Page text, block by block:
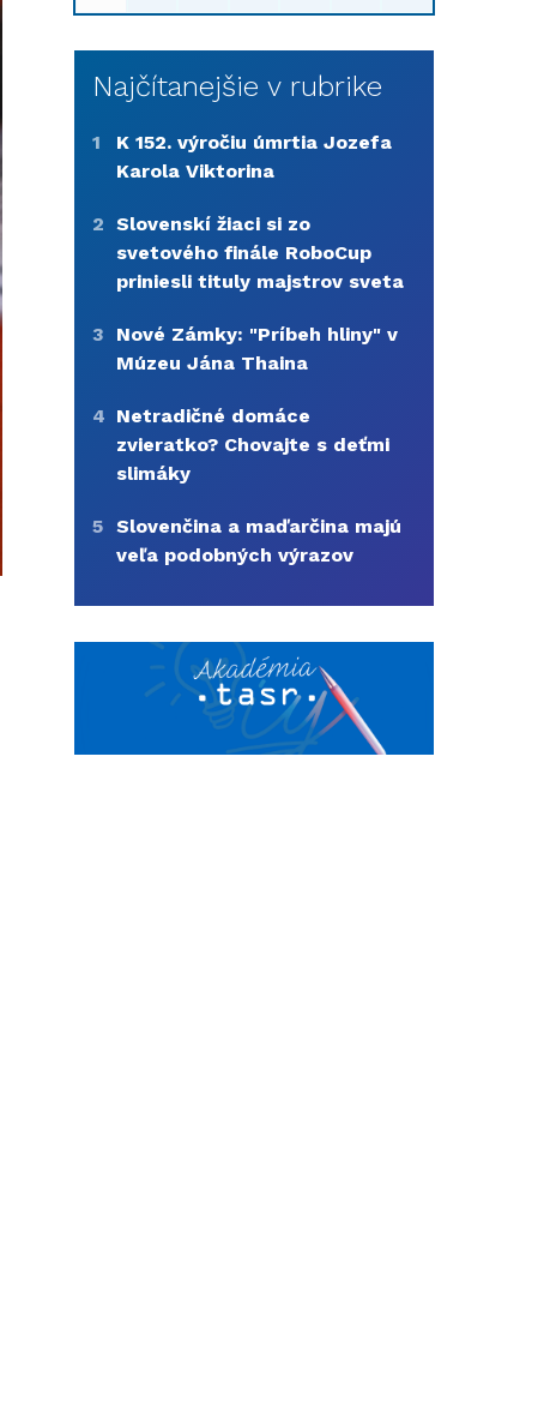
Najčítanejšie v rubrike
1
K 152. výročiu úmrtia Jozefa
Karola Viktorina
2 Slovenskí žiaci si zo
svetového finále RoboCup
priniesli tituly majstrov sveta
3
Nové Zámky: "Príbeh hliny" v
Múzeu Jána Thaina
4 Netradičné domáce
zvieratko? Chovajte s deťmi
slimáky
5 Slovenčina a maďarčina majú
veľa podobných výrazov